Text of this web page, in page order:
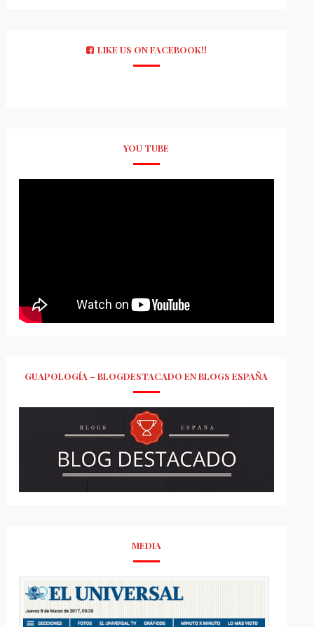
LIKE US ON FACEBOOK!!
YOU TUBE
GUAPOLOGÍA – BLOGDESTACADO EN BLOGS ESPAÑA
MEDIA